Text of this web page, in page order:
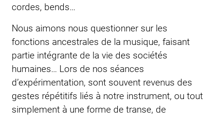
cordes, bends…
Nous aimons nous questionner sur les
fonctions ancestrales de la musique, faisant
partie intégrante de la vie des sociétés
humaines… Lors de nos séances
d’expérimentation, sont souvent revenus des
gestes répétitifs liés à notre instrument, ou tout
simplement à une forme de transe, de